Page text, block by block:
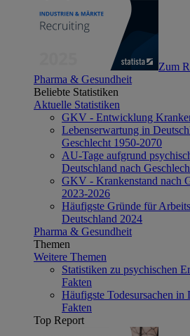
Zum
Pharma & Gesundheit
Beliebte Statistiken
Aktuelle Statistiken
GKV - Entwicklung
Lebenserwartung in
Geschlecht 1950-2070
AU-Tage aufgrund
Deutschland nach
GKV - Krankenstand nach
2023-2026
Häufigste Gründe für
Deutschland 2024
Pharma & Gesundheit
Themen
Weitere Themen
Statistiken zu psychischen
Fakten
Häufigste Todesursachen
Fakten
Top Report